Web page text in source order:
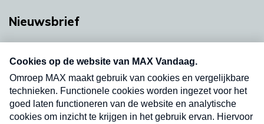
Nieuwsbrief
nieuwsbrief. Elke vrijdag- en dinsdagochtend in
uw mailbox.
Verzend